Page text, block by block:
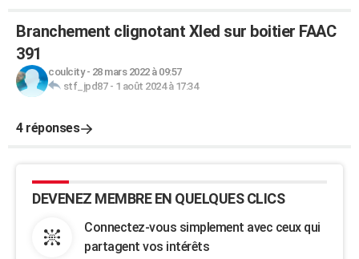
Branchement clignotant Xled sur boitier FAAC
391
coulcity- 28 mars 2022 à 09:57
stf_jpd87- 1 août 2024 à 17:34
4 réponses
DEVENEZ MEMBRE EN QUELQUES CLICS
Connectez-vous simplement avec ceux qui
partagent vos intérêts